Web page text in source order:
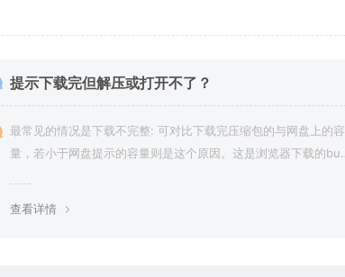
提示下载完但解压或打开不了？
最常见的情况是下载不完整: 可对比下载完压缩包的与网盘上的容
量，若小于网盘提示的容量则是这个原因。这是浏览器下载的bu
查看详情